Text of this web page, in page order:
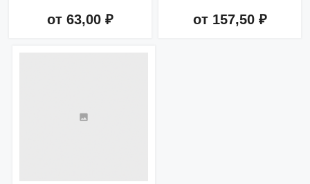
от 63,00 ₽ от 157,50 ₽